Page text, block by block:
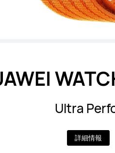
Ultra
詳細情報